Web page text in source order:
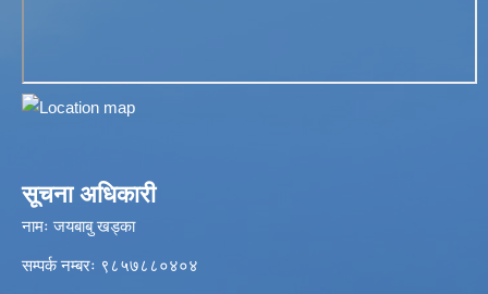
सूचना अधिकारी
नामः जयबाबु खड्का
सम्पर्क नम्बरः ९८५७८८०४०४